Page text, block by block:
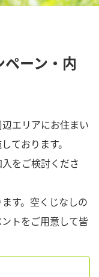
ーン・内
エリアにお住まい
ております。
をご検討くださ
す。空くじなしの
トをご用意して皆